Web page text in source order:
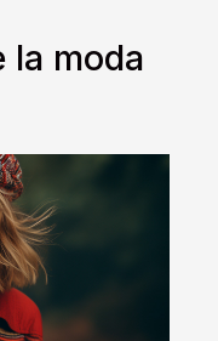
la moda